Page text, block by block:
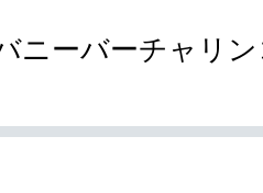
ニーバーチャリ